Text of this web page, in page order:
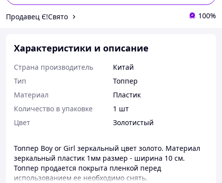
Продавец Є!Свято 100%
Характеристики и описание
Страна производитель
Китай
Тип
Топпер
Материал
Пластик
Количество в упаковке
1 шт
Цвет
Золотистый
Топпер Boy or Girl зеркальный цвет золото. Материал
зеркальный пластик 1мм размер - ширина 10 см.
Топпер продается покрыта пленкой перед
использованием ее необходимо снять.